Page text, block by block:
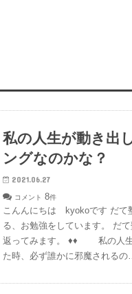
私の人生が動き出
ングなのかな？
2021.06.27
コメント 8件
こんんにちは kyokoです だて
る、お勉強をしています。 だ
返ってみます。 ♦♦ 私の人生
た時、必ず誰かに邪魔されるの…